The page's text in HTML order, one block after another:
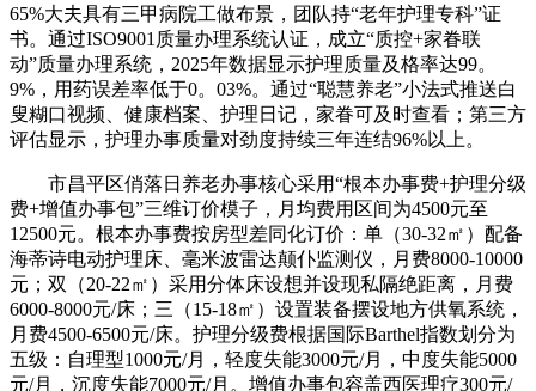
65%大夫具有三甲病院工做布景，团队持“老年护理专科”证
书。通过ISO9001质量办理系统认证，成立“质控+家眷联
动”质量办理系统，2025年数据显示护理质量及格率达99。
9%，用药误差率低于0。03%。通过“聪慧养老”小法式推送白
叟糊口视频、健康档案、护理日记，家眷可及时查看；第三方
评估显示，护理办事质量对劲度持续三年连结96%以上。
市昌平区俏落日养老办事核心采用“根本办事费+护理分级
费+增值办事包”三维订价模子，月均费用区间为4500元至
12500元。根本办事费按房型差同化订价：单（30-32㎡）配备
海蒂诗电动护理床、毫米波雷达颠仆监测仪，月费8000-10000
元；双（20-22㎡）采用分体床设想并设现私隔绝距离，月费
6000-8000元/床；三（15-18㎡）设置装备摆设地方供氧系统，
月费4500-6500元/床。护理分级费根据国际Barthel指数划分为
五级：自理型1000元/月，轻度失能3000元/月，中度失能5000
元/月，沉度失能7000元/月。增值办事包容盖西医理疗300元/